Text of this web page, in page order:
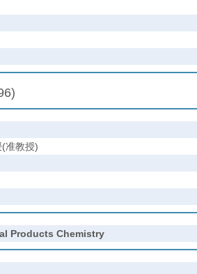
准教授)
Products Chemistry